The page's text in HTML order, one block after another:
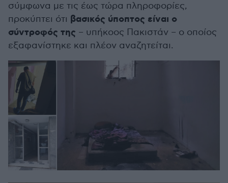
σύμφωνα με τις έως τώρα πληροφορίες,
προκύπτει ότι βασικός ύποπτος είναι ο
σύντροφός της – υπήκοος Πακιστάν – ο οποίος
εξαφανίστηκε και πλέον αναζητείται.